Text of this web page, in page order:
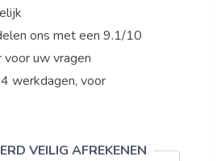
ons met een 9.1/10
uw vragen
werkdagen, voor
VEILIG AFREKENEN